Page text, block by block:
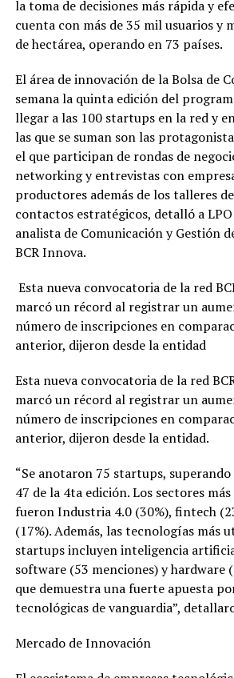
la toma de decisiones más rápida y
cuenta con más de 35 mil usuarios y
de hectárea, operando en 73 países.
El área de innovación de la Bolsa de
semana la quinta edición del
llegar a las 100 startups en la red y
las que se suman son las
el que participan de rondas de
networking y entrevistas con
productores además de los talleres
contactos estratégicos, detalló a
analista de Comunicación y Gestión
BCR Innova.
Esta nueva convocatoria de la red
marcó un récord al registrar un
número de inscripciones en
anterior, dijeron desde la entidad
Esta nueva convocatoria de la red
marcó un récord al registrar un
número de inscripciones en
anterior, dijeron desde la entidad.
“Se anotaron 75 startups,
47 de la 4ta edición. Los sectores
fueron Industria 4.0 (30%), fintech
(17%). Además, las tecnologías más
startups incluyen inteligencia
software (53 menciones) y hardware
que demuestra una fuerte apuesta
tecnológicas de vanguardia”,
Mercado de Innovación